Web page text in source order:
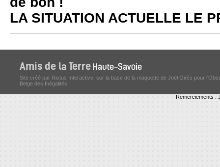
LA SITUATION ACTUELLE LE
Site créé par Rictus Interactive, sur la base de la maquette de Joël Girès pour
Belge des Inégalités
Remerciements :